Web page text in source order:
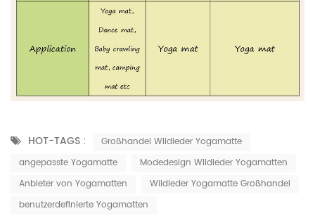
HOT-TAGS :
Großhandel Wildleder Yogamatte
angepasste Yogamatte
Modedesign Wildleder Yogamatten
Anbieter von Yogamatten
Wildleder Yogamatte Großhandel
benutzerdefinierte Yogamatten